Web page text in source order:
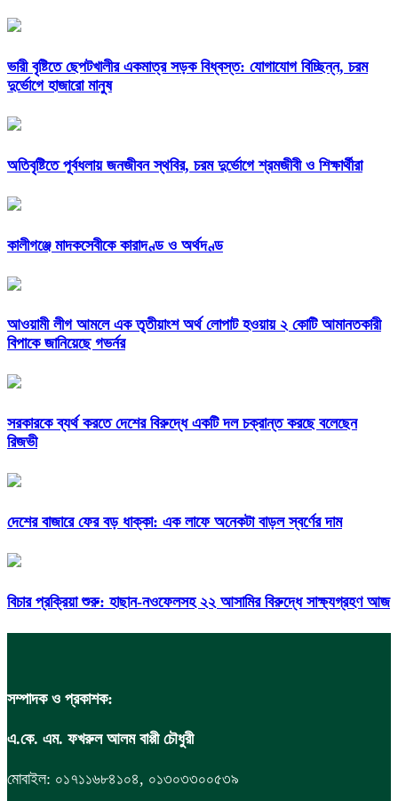
ভারী বৃষ্টিতে ছেপটখালীর একমাত্র সড়ক বিধ্বস্ত: যোগাযোগ বিচ্ছিন্ন, চরম
দুর্ভোগে হাজারো মানুষ
অতিবৃষ্টিতে পূর্বধলায় জনজীবন স্থবির, চরম দুর্ভোগে শ্রমজীবী ও শিক্ষার্থীরা
কালীগঞ্জে মাদকসেবীকে কারাদণ্ড ও অর্থদণ্ড
আওয়ামী লীগ আমলে এক তৃতীয়াংশ অর্থ লোপাট হওয়ায় ২ কোটি আমানতকারী
বিপাকে জানিয়েছে গভর্নর
সরকারকে ব্যর্থ করতে দেশের বিরুদ্ধে একটি দল চক্রান্ত করছে বলেছেন
রিজভী
দেশের বাজারে ফের বড় ধাক্কা: এক লাফে অনেকটা বাড়ল স্বর্ণের দাম
বিচার প্রক্রিয়া শুরু: হাছান-নওফেলসহ ২২ আসামির বিরুদ্ধে সাক্ষ্যগ্রহণ আজ
সম্পাদক ও প্রকাশক:
এ.কে. এম. ফখরুল আলম বাপ্পী চৌধুরী
মোবাইল: ০১৭১১৬৮৪১০৪, ০১৩০৩৩০০৫৩৯